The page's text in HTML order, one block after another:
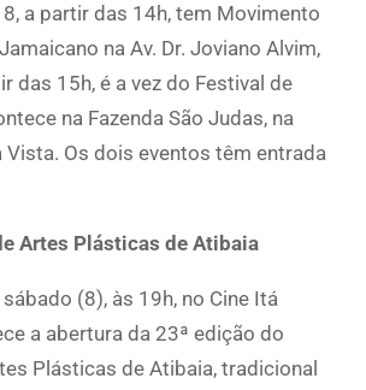
a partir das 14h, tem Movimento
na Av. Dr. Joviano Alvim,
das 15h, é a vez do Festival de
na Fazenda São Judas, na
Vista. Os dois eventos têm entrada
Artes Plásticas de Atibaia
(8), às 19h, no Cine Itá
a abertura da 23ª edição do
Plásticas de Atibaia, tradicional